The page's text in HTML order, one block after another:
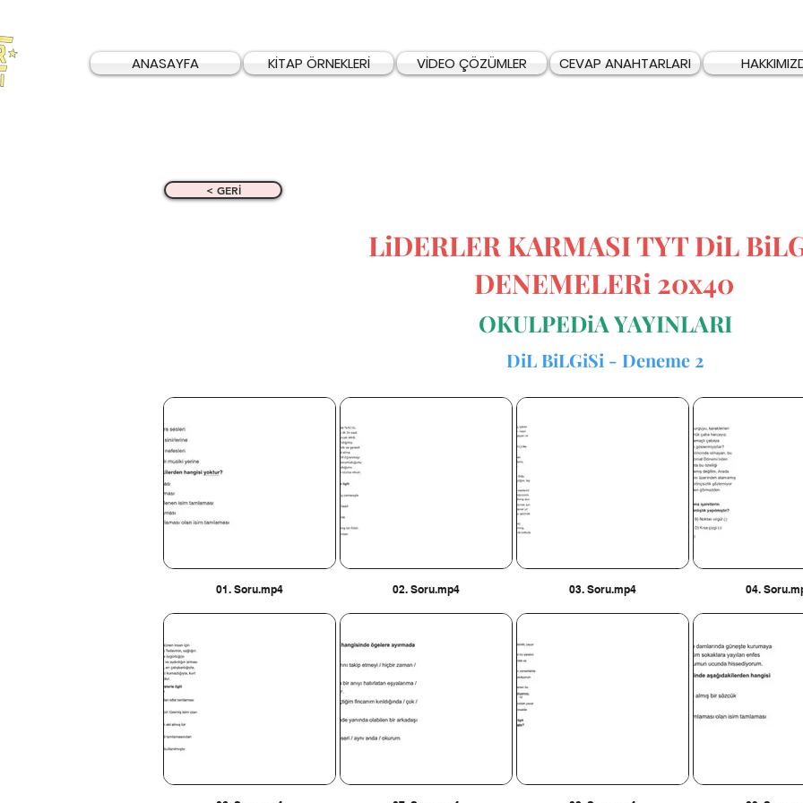
ANASAYFA KİTAP ÖRNEKLERİ VİDEO ÇÖZÜMLER CEVAP ANAHTARLARI
< GERİ
LiDERLER KARMASI TYT DiL
DENEMELERi 20x40
OKULPEDiA YAYINLARI
DiL BiLGiSi - Deneme 2
01. Soru.mp4 02. Soru.mp4 03. Soru.mp4 04.